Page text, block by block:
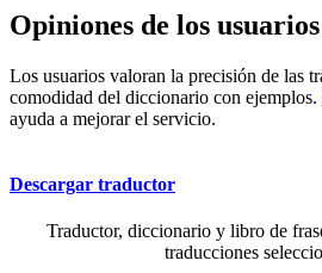
Opiniones de los usuarios
Los usuarios valoran la precisión de las
comodidad del diccionario con ejemplos.
ayuda a mejorar el servicio.
Descargar traductor
Traductor, diccionario y libro de
traducciones